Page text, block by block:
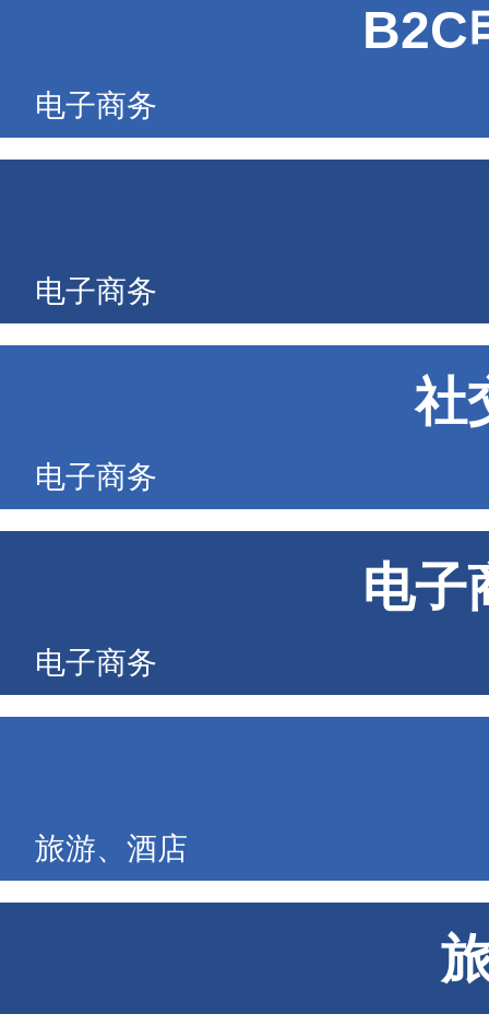
B2C
电子商务
电子商务
社
电子商务
电子
电子商务
旅游、酒店